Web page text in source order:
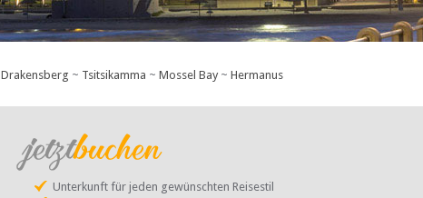
Drakensberg ~ Tsitsikamma ~ Mossel Bay~ Hermanus
Unterkunft für jeden gewünschten Reisestil